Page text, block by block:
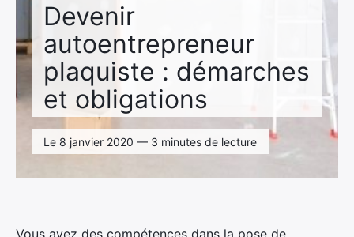
Devenir
autoentrepreneur
plaquiste : démarches
et obligations
Le 8 janvier 2020 — 3 minutes de lecture
Vous avez des compétences dans la pose de